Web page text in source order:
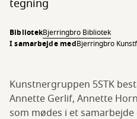
tegning
BibliotekBjerringbro Bibliotek
I samarbejde medBjerringbro
Kunstnergruppen 5STK
Annette Gerlif, Annette
som mødes i et